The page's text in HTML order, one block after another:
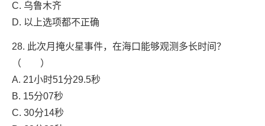
C. 乌鲁木齐
D. 以上选项都不正确
28. 此次月掩火星事件，在海口能够观测多长时间？
（ ）
A. 21小时51分29.5秒
B. 15分07秒
C. 30分14秒